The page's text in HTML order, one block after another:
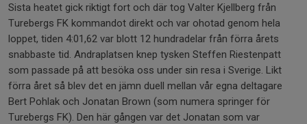
Sista heatet gick riktigt fort och där tog Valter Kjellberg från
Turebergs FK kommandot direkt och var ohotad genom hela
loppet, tiden 4:01,62 var blott 12 hundradelar från förra årets
snabbaste tid. Andraplatsen knep tysken Steffen Riestenpatt
som passade på att besöka oss under sin resa i Sverige. Likt
förra året så blev det en jämn duell mellan vår egna deltagare
Bert Pohlak och Jonatan Brown (som numera springer för
Turebergs FK). Den här gången var det Jonatan som var